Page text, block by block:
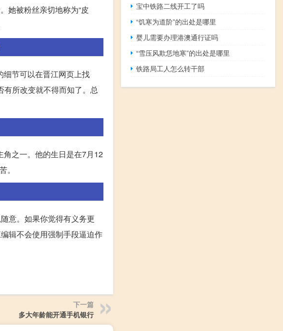
她被粉丝亲切地称为“皮
细节可以在晋江网页上找
所改变就不得而知了。总
之一。他的生日是在7月12
。
意。如果你觉得有义务更
辑不会使用强制手段逼迫作
下一篇
多大年龄能开通手机银行
宝中铁路二线开工了吗
“饥寒为道阶”的出处是哪里
婴儿需要办理港澳通行证吗
“雪压风欺恁地寒”的出处是哪里
铁路局工人怎么转干部